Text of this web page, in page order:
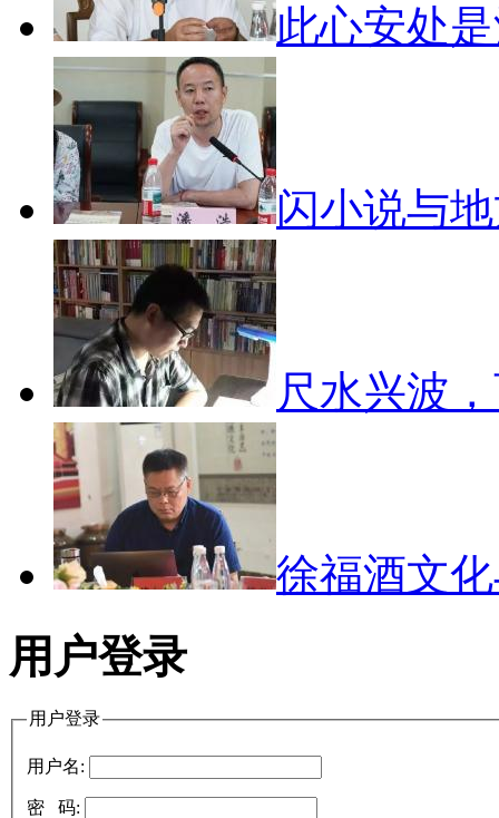
此心安处
闪小说与
尺水兴波
徐福酒文
用户登录
用户登录
用户名:
密 码: